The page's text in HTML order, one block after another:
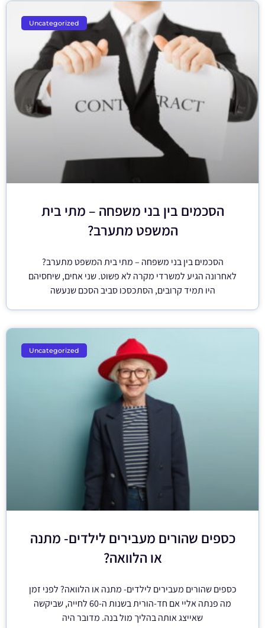
Uncategorized
הסכמים בין בני משפחה – מתי בית
המשפט מתערב?
הסכמים בין בני משפחה – מתי בית המשפט מתערב?
לאחרונה הגיע למשרדי מקרה לא פשוט. שני אחים, שיחסיהם
היו תמיד קרובים, הסתכסכו סביב הסכם שנעשה
Uncategorized
כספים שהורים מעבירים לילדים- מתנה
או הלוואה?
כספים שהורים מעבירים לילדים- מתנה או הלוואה? לפני זמן
מה פנתה אליי אם חד-הורית בשנות ה-60 לחייה, שביקשה
שאייצג אותה בהליך מול בנה. מדובר היה